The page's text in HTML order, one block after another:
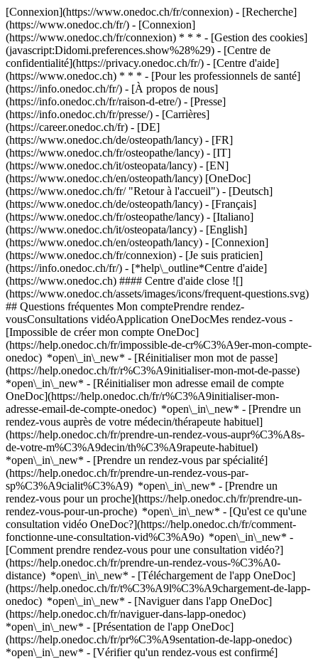
[Connexion](https://www.onedoc.ch/fr/connexion) - [Recherche]
(https://www.onedoc.ch/fr/) - [Connexion]
(https://www.onedoc.ch/fr/connexion) * * * - [Gestion des cookies]
(javascript:Didomi.preferences.show%28%29) - [Centre de
confidentialité](https://privacy.onedoc.ch/fr/) - [Centre d'aide]
(https://www.onedoc.ch) * * * - [Pour les professionnels de santé]
(https://info.onedoc.ch/fr/) - [À propos de nous]
(https://info.onedoc.ch/fr/raison-d-etre/) - [Presse]
(https://info.onedoc.ch/fr/presse/) - [Carrières]
(https://career.onedoc.ch/fr) - [DE]
(https://www.onedoc.ch/de/osteopath/lancy) - [FR]
(https://www.onedoc.ch/fr/osteopathe/lancy) - [IT]
(https://www.onedoc.ch/it/osteopata/lancy) - [EN]
(https://www.onedoc.ch/en/osteopath/lancy) [OneDoc]
(https://www.onedoc.ch/fr/ "Retour à l'accueil") - [Deutsch]
(https://www.onedoc.ch/de/osteopath/lancy) - [Français]
(https://www.onedoc.ch/fr/osteopathe/lancy) - [Italiano]
(https://www.onedoc.ch/it/osteopata/lancy) - [English]
(https://www.onedoc.ch/en/osteopath/lancy) - [Connexion]
(https://www.onedoc.ch/fr/connexion) - [Je suis praticien]
(https://info.onedoc.ch/fr/) - [*help\_outline*Centre d'aide]
(https://www.onedoc.ch) #### Centre d'aide close ![]
(https://www.onedoc.ch/assets/images/icons/frequent-questions.svg)
## Questions fréquentes Mon comptePrendre rendez-
vousConsultations vidéoApplication OneDocMes rendez-vous -
[Impossible de créer mon compte OneDoc]
(https://help.onedoc.ch/fr/impossible-de-cr%C3%A9er-mon-compte-
onedoc) *open\_in\_new* - [Réinitialiser mon mot de passe]
(https://help.onedoc.ch/fr/r%C3%A9initialiser-mon-mot-de-passe)
*open\_in\_new* - [Réinitialiser mon adresse email de compte
OneDoc](https://help.onedoc.ch/fr/r%C3%A9initialiser-mon-
adresse-email-de-compte-onedoc) *open\_in\_new* - [Prendre un
rendez-vous auprès de votre médecin/thérapeute habituel]
(https://help.onedoc.ch/fr/prendre-un-rendez-vous-aupr%C3%A8s-
de-votre-m%C3%A9decin/th%C3%A9rapeute-habituel)
*open\_in\_new* - [Prendre un rendez-vous par spécialité]
(https://help.onedoc.ch/fr/prendre-un-rendez-vous-par-
sp%C3%A9cialit%C3%A9) *open\_in\_new* - [Prendre un
rendez-vous pour un proche](https://help.onedoc.ch/fr/prendre-un-
rendez-vous-pour-un-proche) *open\_in\_new* - [Qu'est ce qu'une
consultation vidéo OneDoc?](https://help.onedoc.ch/fr/comment-
fonctionne-une-consultation-vid%C3%A9o) *open\_in\_new* -
[Comment prendre rendez-vous pour une consultation vidéo?]
(https://help.onedoc.ch/fr/prendre-un-rendez-vous-%C3%A0-
distance) *open\_in\_new* - [Téléchargement de l'app OneDoc]
(https://help.onedoc.ch/fr/t%C3%A9l%C3%A9chargement-de-lapp-
onedoc) *open\_in\_new* - [Naviguer dans l'app OneDoc]
(https://help.onedoc.ch/fr/naviguer-dans-lapp-onedoc)
*open\_in\_new* - [Présentation de l'app OneDoc]
(https://help.onedoc.ch/fr/pr%C3%A9sentation-de-lapp-onedoc)
*open\_in\_new* - [Vérifier qu'un rendez-vous est confirmé](https://help.onedoc.ch/fr/v%C3%A9rifier-quun-rendez-vous-est-confirm%C3%A9) *open\_in\_new* - [Annuler un rendez-vous pris en ligne sur OneDoc](https://help.onedoc.ch/fr/annuler-un-rendez-vous-pris-en-ligne-sur-onedoc) *open\_in\_new* - [Je ne reçois pas de confirmation de rendez-vous](https://help.onedoc.ch/fr/je-ne-re%C3%A7ois-pas-de-confirmation-de-rendez-vous) *open\_in\_new* [Voir tous nos articles *open\_in\_new*](https://help.onedoc.ch/fr/) close ## Modifier votre recherche ![Maison avec un signe plus annonçant qu’une consultation peut être effectuée sur place](https://www.onedoc.ch/assets/images/icons/on-site.svg) Sur place ![Caméra avec un symbole lecture annonçant qu’une consultation peut être effectuée à distance en vidéo](https://www.onedoc.ch/assets/images/icons/remote.svg) À distance Rechercher #### Spécialités #### Praticiens #### Établissements edit Ostéopathe à Lancy tune Filtrer par Nouveaux patients*keyboard\_arrow\_down* - Acceptés*check\_circle* Langue parlée*keyboard\_arrow\_down* - Allemand*check\_circle* - Anglais*check\_circle* - Arabe*check\_circle* - Croate*check\_circle* - Espagnol*check\_circle* - Français*check\_circle* - Grec*check\_circle* - Italien*check\_circle* - Portugais*check\_circle* - Russe*check\_circle* Sexe*keyboard\_arrow\_down* - Femme*check\_circle* - Homme*check\_circle* Réseau*keyboard\_arrow\_down* - Swiss Medical Network*check\_circle* - ASCA*check\_circle* - RME*check\_circle* - Sanacare*check\_circle* Disponibilité*keyboard\_arrow\_down* - Disponible aujourdhui*check\_circle* - Dans les 3 prochains jours*check\_circle* - Dans les 7 prochains jours*check\_circle* - Dans les 14 prochains jours*check\_circle* # Ostéopathe à Lancy: prenez rendez-vous en ligne aujourd'hui ## 2 résultats à Lancy [![M. David Lewis, ostéopathe à Lancy](https://assets.onedoc.ch/images/users/95e4900d515cff47f767de181175d9124b1fdd5ee840e185795bdf4aece07f67-small.jpg "M. David Lewis, ostéopathe à Lancy")](https://www.onedoc.ch/fr/osteopathe/lancy/pcmaz/david-lewis) ### [M. David Lewis](https://www.onedoc.ch/fr/osteopathe/lancy/pcmaz/david-lewis) ![Badge indiquant un profil vérifié](https://www.onedoc.ch/assets/images/icons/checkmark.svg) Ostéopathe Medbase Lancy Place de Pont-Rouge 5 1212 Lancy ![M. David Lewis est affilié au réseau RME](https://assets.onedoc.ch/images/networks/logos/a202aabd14cdddb5ff03205af2481fb805645ff903773c55a6c572d22f23762e-small.png) ![Icône patient avec un signe plus annonçant que le professionnel accepte de nouveaux patients](https://www.onedoc.ch/assets/images/icons/new-patients.svg)Accepte les nouveaux patients [Réserver un RDV](https://www.onedoc.ch/fr/osteopathe/lancy/pcmaz/david-lewis) *chevron\_left* mar. 04 août *chevron\_right* Voir plus de rendez-vous *error\_outline* Une erreur s'est produite lors du chargement des disponibilités [Réessayer](https://www.onedoc.ch) [![Mme Aurélie Neyroud, ostéopathe à Lancy](https://assets.onedoc.ch/images/users/c313638d79e0ccce3813e76c5742035bb9fa93959391b71801e09d8a88079267-small.jpg "Mme Aurélie Neyroud, ostéopathe à Lancy")](https://www.onedoc.ch/fr/osteopathe/lancy/pc3zh/aurelie-neyroud) ### [Mme Aurélie Neyroud](https://www.onedoc.ch/fr/osteopathe/lancy/pc3zh/aurelie-neyroud) ![Badge indiquant un profil vérifié](https://www.onedoc.ch/assets/images/icons/checkmark.svg) Ostéopathe [Physio Corner](https://www.onedoc.ch/fr/cabinet-de-physiotherapie/lancy/ebbot/physio-corner) Chemin Daniel-Ihly 19 1213 Lancy ![Mme Aurélie Neyroud est affiliée au réseau RME](https://assets.onedoc.ch/images/networks/logos/a202aabd14cdddb5ff03205af2481fb805645ff903773c55a6c572d22f23762e-small.png) ![Icône patient avec un signe plus annonçant que le professionnel accepte de nouveaux patients](https://www.onedoc.ch/assets/images/icons/new-patients.svg)Accepte les nouveaux patients [Réserver un RDV](https://www.onedoc.ch/fr/osteopathe/lancy/pc3zh/aurelie-neyroud) *chevron\_left* mar. 04 août *chevron\_right* Voir plus de rendez-vous *error\_outline* Une erreur s'est produite lors du chargement des disponibilités [Réessayer](https://www.onedoc.ch) ## __Ostéopathes__: d'autres spécialistes sont réservables en ligne dans les environs de __Lancy__ [![M. Christian Isenegger, ostéopathe à Onex](https://assets.onedoc.ch/images/users/1cfbbdab16f78715f0234c686695eafa4ca64480ac3525abf6b952c5ea433fec-small.png "M. Christian Isenegger, ostéopathe à Onex")](https://www.onedoc.ch/fr/osteopathe/onex/pb8gt/christian-isenegger) ### [M. Christian Isenegger](https://www.onedoc.ch/fr/osteopathe/onex/pb8gt/christian-isenegger) [Ostéopathe](https://www.onedoc.ch/fr/osteopathe/onex) [Groupe Médical d'Onex](https://www.onedoc.ch/fr/groupe-medical/onex/ed80/groupe-medical-d-onex) Route de Loëx 3 1213 Onex ![Icône patient avec un signe plus annonçant que le professionnel accepte de nouveaux patients](https://www.onedoc.ch/assets/images/icons/new-patients.svg)Accepte les nouveaux patients [Réserver un RDV](https://www.onedoc.ch/fr/osteopathe/onex/pb8gt/christian-isenegger) *chevron\_left* mar. 04 août *chevron\_right* Voir plus de rendez-vous *error\_outline* Une erreur s'est produite lors du chargement des disponibilités [Réessayer](https://www.onedoc.ch) [![Mme Pauline Allamand, ostéopathe à Les Acacias](https://assets.onedoc.ch/images/users/ac0ced928d5c67e8131966ea4c64413752c23974c66e05abc8632109f210bdb3-small.jpg "Mme Pauline Allamand, ostéopathe à Les Acacias")](https://www.onedoc.ch/fr/osteopathe/les-acacias/pc008/pauline-allamand) ### [Mme Pauline Allamand](https://www.onedoc.ch/fr/osteopathe/les-acacias/pc008/pauline-allamand) ![Badge indiquant un profil vérifié](https://www.onedoc.ch/assets/images/icons/checkmark.svg) [Ostéopathe](https://www.onedoc.ch/fr/osteopathe/les-acacias) Pauline Allamand - Ostéopathe aux Acacias Route des Acacias 45A 1227 Les Acacias ![Mme Pauline Allamand est affiliée au réseau ASCA](https://assets.onedoc.ch/images/networks/logos/496d325fd4282f2f0a46197dd629fd16fcd2d324839e441a2a65aaa74df08a15-small.png)![Mme Pauline Allamand est affiliée au réseau RME](https://assets.onedoc.ch/images/networks/logos/a202aabd14cdddb5ff03205af2481fb805645ff903773c55a6c572d22f23762e-small.png) ![Icône patient avec un signe plus annonçant que le professionnel accepte de nouveaux patients](https://www.onedoc.ch/assets/images/icons/new-patients.svg)Accepte les nouveaux patients [Réserver un RDV](https://www.onedoc.ch/fr/osteopathe/les-acacias/pc008/pauline-allamand) [![M. Nicolas Alvarez, ostéopathe à Carouge](https://assets.onedoc.ch/images/users/19312a05eed6827eaa0abce91d9ef56ce68d3a777a4ef8fa907196a99f374698-small.jpg "M. Nicolas Alvarez, ostéopathe à Carouge")](https://www.onedoc.ch/fr/osteopathe/carouge/pcqqc/nicolas-alvarez) ### [M. Nicolas Alvarez](https://www.onedoc.ch/fr/osteopathe/carouge/pcqqc/nicolas-alvarez) ![Badge indiquant un profil vérifié](https://www.onedoc.ch/assets/images/icons/checkmark.svg) [Ostéopathe](https://www.onedoc.ch/fr/osteopathe/carouge) Nicolas Alvarez Ostéopathe Carouge - Cabinet Eveil des Sens Rue des Caroubiers 18 1227 Carouge ![M. Nicolas Alvarez est affilié au réseau Swiss Medical Network](https://assets.onedoc.ch/images/networks/logos/fe96cb424af1988eebabd588e314aa3b6cfc957c796c9d3a496aefe42d0d1951-small.png)![M. Nicolas Alvarez est affilié au réseau ASCA](https://assets.onedoc.ch/images/networks/logos/496d325fd4282f2f0a46197dd629fd16fcd2d324839e441a2a65aaa74df08a15-small.png)![M. Nicolas Alvarez est affilié au réseau RME](https://assets.onedoc.ch/images/networks/logos/a202aabd14cdddb5ff03205af2481fb805645ff903773c55a6c572d22f23762e-small.png) ![Icône patient avec un signe plus annonçant que le professionnel accepte de nouveaux patients](https://www.onedoc.ch/assets/images/icons/new-patients.svg)Accepte les nouveaux patients [Réserver un RDV](https://www.onedoc.ch/fr/osteopathe/carouge/pcqqc/nicolas-alvarez) [![Mme Sandrine Bonvin, ostéopathe à Onex](https://assets.onedoc.ch/images/users/72d62d7b323ceb4fd6fbdb8379b99d4dcd94663b4fb9ced4d73d734e6593c0dc-small.png "Mme Sandrine Bonvin, ostéopathe à Onex")](https://www.onedoc.ch/fr/osteopathe/onex/pb74p/sandrine-bonvin) ### [Mme Sandrine Bonvin](https://www.onedoc.ch/fr/osteopathe/onex/pb74p/sandrine-bonvin) [Ostéopathe](https://www.onedoc.ch/fr/osteopathe/onex) [Groupe Médical d'Onex](https://www.onedoc.ch/fr/groupe-medical/onex/ed80/groupe-medical-d-onex) Route de Loëx 3 1213 Onex ![Icône patient avec un signe plus annonçant que le professionnel accepte de nouveaux patients](https://www.onedoc.ch/assets/images/icons/new-patients.svg)Accepte les nouveaux patients [Réserver un RDV](https://www.onedoc.ch/fr/osteopathe/onex/pb74p/sandrine-bonvin) [![M. Eric Masson, ostéopathe à Carouge](https://assets.onedoc.ch/images/users/59143ba8e4320839fcac08a12c3a473e35d06055ee3d089c142ff8bdd25e1536-small.jpg "M. Eric Masson, ostéopathe à Carouge")](https://www.onedoc.ch/fr/osteopathe/carouge/pcvyj/eric-masson) ### [M. Eric Masson](https://www.onedoc.ch/fr/osteopathe/carouge/pcvyj/eric-masson) ![Badge indiquant un profil vérifié](https://www.onedoc.ch/assets/images/icons/checkmark.svg) [Ostéopathe](https://www.onedoc.ch/fr/osteopathe/carouge) EM OSTEO Route des Jeunes 35 1227 Carouge ![M. Eric Masson est affilié au réseau ASCA](https://assets.onedoc.ch/images/networks/logos/496d325fd4282f2f0a46197dd629fd16fcd2d324839e441a2a65aaa74df08a15-small.png)![M. Eric Masson est affilié au réseau RME](https://assets.onedoc.ch/images/networks/logos/a202aabd14cdddb5ff03205af2481fb805645ff903773c55a6c572d22f23762e-small.png) ![Icône patient avec un signe plus annonçant que le professionnel accepte de nouveaux patients](https://www.onedoc.ch/assets/images/icons/new-patients.svg)Accepte les nouveaux patients [Réserver un RDV](https://www.onedoc.ch/fr/osteopathe/carouge/pcvyj/eric-masson) [![Mme Margot Faïta, ostéopathe à Caro